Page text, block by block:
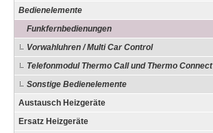
Bedienelemente
Funkfernbedienungen
Vorwahluhren / Multi Car Control
Telefonmodul Thermo Call und Thermo Connect
Sonstige Bedienelemente
Austausch Heizgeräte
Ersatz Heizgeräte